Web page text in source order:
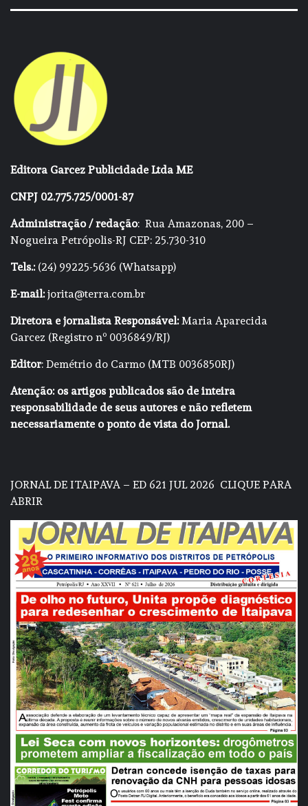
Editora Garcez Publicidade Ltda ME
CNPJ 02.775.725/0001-87
Administração / redação: Rua Amazonas, 200 –
Nogueira Petrópolis-RJ CEP: 25.730-310
Tels.:(24) 99225-5636 (Whatsapp)
E-mail:jorita@terra.com.br
Diretora e jornalista Responsável:Maria Aparecida
Garcez (Registro nº 0036849/RJ)
Editor: Demétrio do Carmo (MTB 0036850RJ)
Atenção: os artigos publicados são de inteira
responsabilidade de seus autores e não refletem
necessariamente o ponto de vista do Jornal.
JORNAL DE ITAIPAVA – ED 621 JUL 2026 CLIQUE PARA
ABRIR